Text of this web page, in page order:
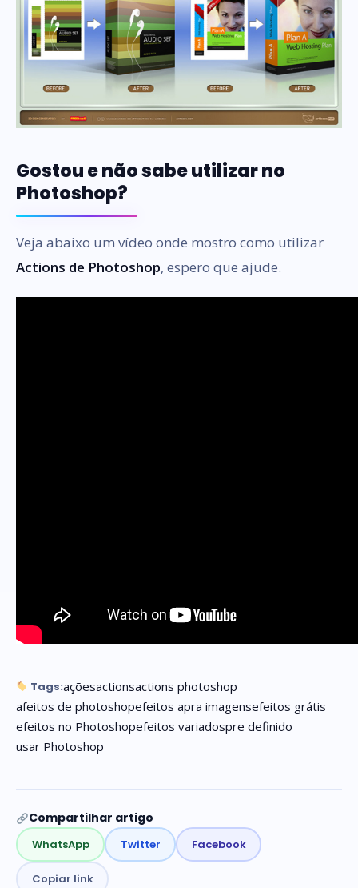
Gostou e não sabe utilizar no
Photoshop?
Veja abaixo um vídeo onde mostro como utilizar
Actions de Photoshop, espero que ajude.
Tags:açõesactionsactions photoshop
afeitos de photoshopefeitos apra imagensefeitos grátis
efeitos no Photoshopefeitos variadospre definido
usar Photoshop
Compartilhar artigo
WhatsApp Twitter Facebook
Copiar link